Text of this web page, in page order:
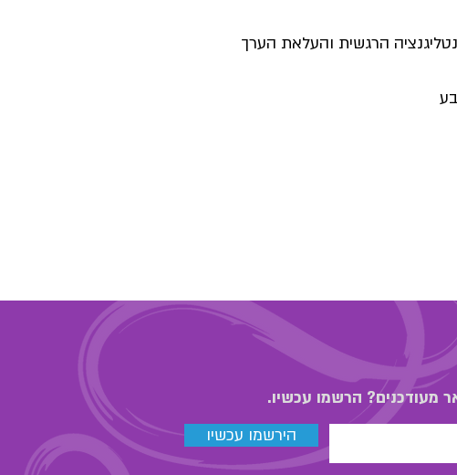
הרגשית והעלאת הערך
הירשמו עכשיו
מעודכנים? הרשמו עכשיו.